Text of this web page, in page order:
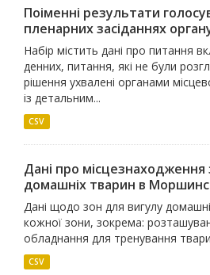
Поіменні результати
пленарних засіданнях
Набір містить дані про питання
денних, питання, які не були
рішення ухвалені органами
із детальним...
CSV
Дані про місцезнаходження
домашніх тварин в
Дані щодо зон для вигулу
кожної зони, зокрема:
обладнання для тренування
CSV